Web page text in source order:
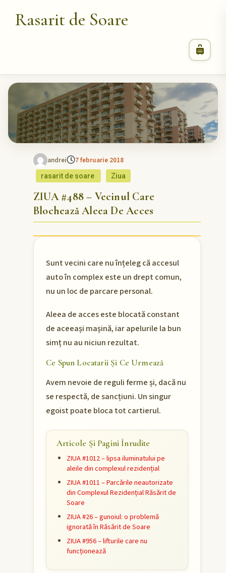
Rasarit de Soare
andrei 7 februarie 2018
rasarit de soare Ziua
ZIUA #488 – Vecinul Care
Blochează Aleea De Acces
Sunt vecini care nu înțeleg că accesul
auto în complex este un drept comun,
nu un loc de parcare personal.
Aleea de acces este blocată constant
de aceeași mașină, iar apelurile la bun
simț nu au niciun rezultat.
Ce Spun Locatarii Și Ce Urmează
Avem nevoie de reguli ferme și, dacă nu
se respectă, de sancțiuni. Un singur
egoist poate bloca tot cartierul.
Articole Și Pagini Înrudite
ZIUA #1012 – lipsa iluminatului pe
aleile din complexul rezidențial
ZIUA #1011 – Parcările neautorizate
din Complexul Rezidențial Răsărit de
Soare
ZIUA #26 – gunoiul: o problemă
ignorată în Răsărit de Soare
ZIUA #956 – lifturile care nu
funcționează